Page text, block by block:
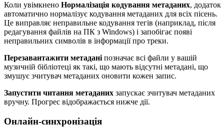
Коли увімкнено Нормалізація кодування метаданих, додаток
автоматично нормалізує кодування метаданих для всіх пісень.
Це виправляє неправильне кодування тегів (наприклад, після
редагування файлів на ПК з Windows) і запобігає появі
неправильних символів в інформації про треки.
Перезавантажити метадані позначає всі файли у вашій
музичній бібліотеці як такі, що мають відсутні метадані, що
змушує зчитувач метаданих оновити кожен запис.
Запустити читання метаданих запускає зчитувач метаданих
вручну. Прогрес відображається нижче дії.
Онлайн-синхронізація